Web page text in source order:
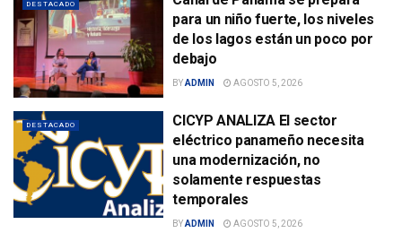
DESTACADO
para un niño fuerte, los niveles
de los lagos están un poco por
debajo
BYADMIN AGOSTO 5, 2026
DESTACADO
CICYP ANALIZA El sector
eléctrico panameño necesita
una modernización, no
solamente respuestas
temporales
BYADMIN AGOSTO 5, 2026